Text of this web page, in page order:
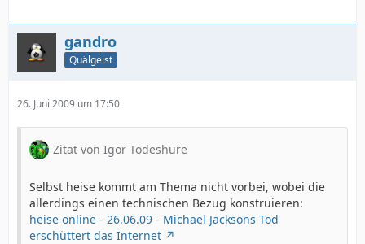
gandro
Quälgeist
26. Juni 2009 um 17:50
Zitat von Igor Todeshure
Selbst heise kommt am Thema nicht vorbei, wobei die
allerdings einen technischen Bezug konstruieren:
heise online - 26.06.09 - Michael Jacksons Tod
erschüttert das Internet